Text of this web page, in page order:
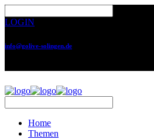
LOGIN
info@golive-solingen.de
Home
Themen